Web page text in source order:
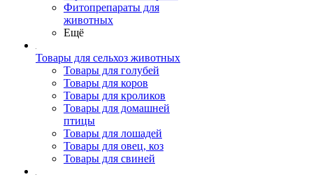
Фитопрепараты для
животных
Ещё
Товары для сельхоз животных
Товары для голубей
Товары для коров
Товары для кроликов
Товары для домашней
птицы
Товары для лошадей
Товары для овец, коз
Товары для свиней